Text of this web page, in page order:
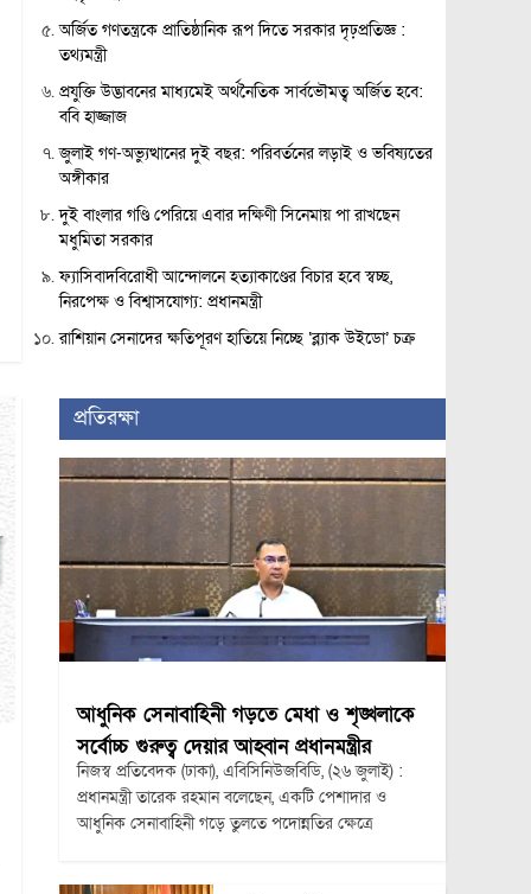
অর্জিত গণতন্ত্রকে প্রাতিষ্ঠানিক রূপ দিতে সরকার দৃঢ়প্রতিজ্ঞ :
তথ্যমন্ত্রী
প্রযুক্তি উদ্ভাবনের মাধ্যমেই অর্থনৈতিক সার্বভৌমত্ব অর্জিত হবে:
ববি হাজ্জাজ
জুলাই গণ-অভ্যুত্থানের দুই বছর: পরিবর্তনের লড়াই ও ভবিষ্যতের
অঙ্গীকার
দুই বাংলার গণ্ডি পেরিয়ে এবার দক্ষিণী সিনেমায় পা রাখছেন
মধুমিতা সরকার
ফ্যাসিবাদবিরোধী আন্দোলনে হত্যাকাণ্ডের বিচার হবে স্বচ্ছ,
নিরপেক্ষ ও বিশ্বাসযোগ্য: প্রধানমন্ত্রী
রাশিয়ান সেনাদের ক্ষতিপূরণ হাতিয়ে নিচ্ছে ‘ব্ল্যাক উইডো’ চক্র
প্রতিরক্ষা
আধুনিক সেনাবাহিনী গড়তে মেধা ও শৃঙ্খলাকে
সর্বোচ্চ গুরুত্ব দেয়ার আহ্বান প্রধানমন্ত্রীর
নিজস্ব প্রতিবেদক (ঢাকা), এবিসিনিউজবিডি, (২৬ জুলাই) :
প্রধানমন্ত্রী তারেক রহমান বলেছেন, একটি পেশাদার ও
আধুনিক সেনাবাহিনী গড়ে তুলতে পদোন্নতির ক্ষেত্রে